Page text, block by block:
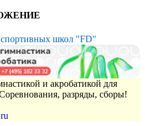
спортивных школ "FD"
и акробатикой для
разряды, сборы!